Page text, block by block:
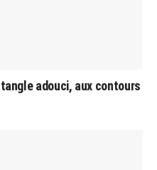
adouci, aux contours